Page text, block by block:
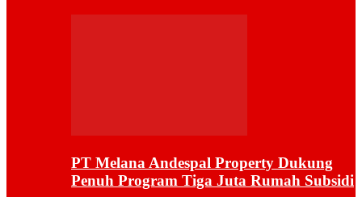
PT Melana Andespal Property Dukung
Penuh Program Tiga Juta Rumah Subsidi